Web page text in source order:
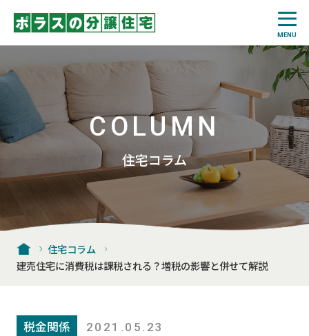
COLUMN
住宅コラム
住宅コラム
建売住宅に消費税は課税される？増税の影響と併せて解説
税金関係 2021.05.23